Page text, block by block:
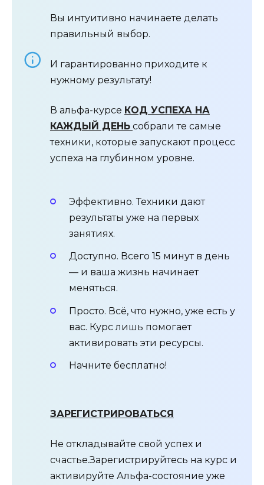
Вы интуитивно начинаете делать
правильный выбор.
И гарантированно приходите к
нужному результату!
В альфа-курсе КОД УСПЕХА НА
КАЖДЫЙ ДЕНЬ собрали те самые
техники, которые запускают процесс
успеха на глубинном уровне.
Эффективно. Техники дают
результаты уже на первых
занятиях.
Доступно. Всего 15 минут в день
— и ваша жизнь начинает
меняться.
Просто. Всё, что нужно, уже есть у
вас. Курс лишь помогает
активировать эти ресурсы.
Начните бесплатно!
ЗАРЕГИСТРИРОВАТЬСЯ
Не откладывайте свой успех и
счастье.Зарегистрируйтесь на курс и
активируйте Альфа-состояние уже